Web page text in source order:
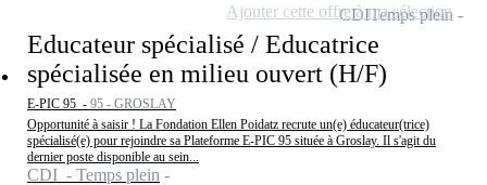
Educateur spécialisé / Educatrice
spécialisée en milieu ouvert (H/F)
E-PIC 95 - 95 - GROSLAY
Opportunité à saisir ! La Fondation Ellen Poidatz recrute un(e) éducateur(trice)
spécialisé(e) pour rejoindre sa Plateforme E-PIC 95 située à Groslay. Il s'agit du
dernier poste disponible au sein...
CDI - Temps plein
CDITemps plein
Ajouter cette offre à ma sélection